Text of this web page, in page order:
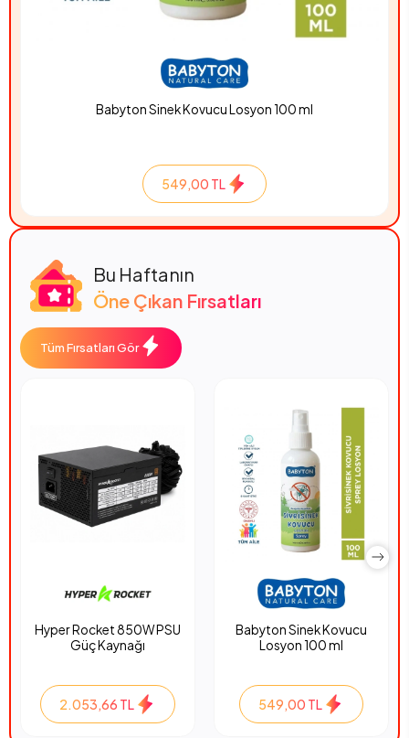
Babyton Sinek Kovucu Losyon 100 ml
549,00 TL
Bu Haftanın
Öne Çıkan Fırsatları
Tüm Fırsatları Gör
Hyper Rocket 850W PSU
Güç Kaynağı
2.053,66 TL
Babyton Sinek Kovucu
Losyon 100 ml
549,00 TL